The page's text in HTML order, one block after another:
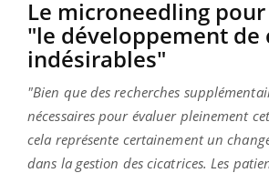
Le microneedling
"le développement de
indésirables"
"Bien que des recherches
nécessaires pour évaluer pleinement
cela représente certainement un
dans la gestion des cicatrices. Les